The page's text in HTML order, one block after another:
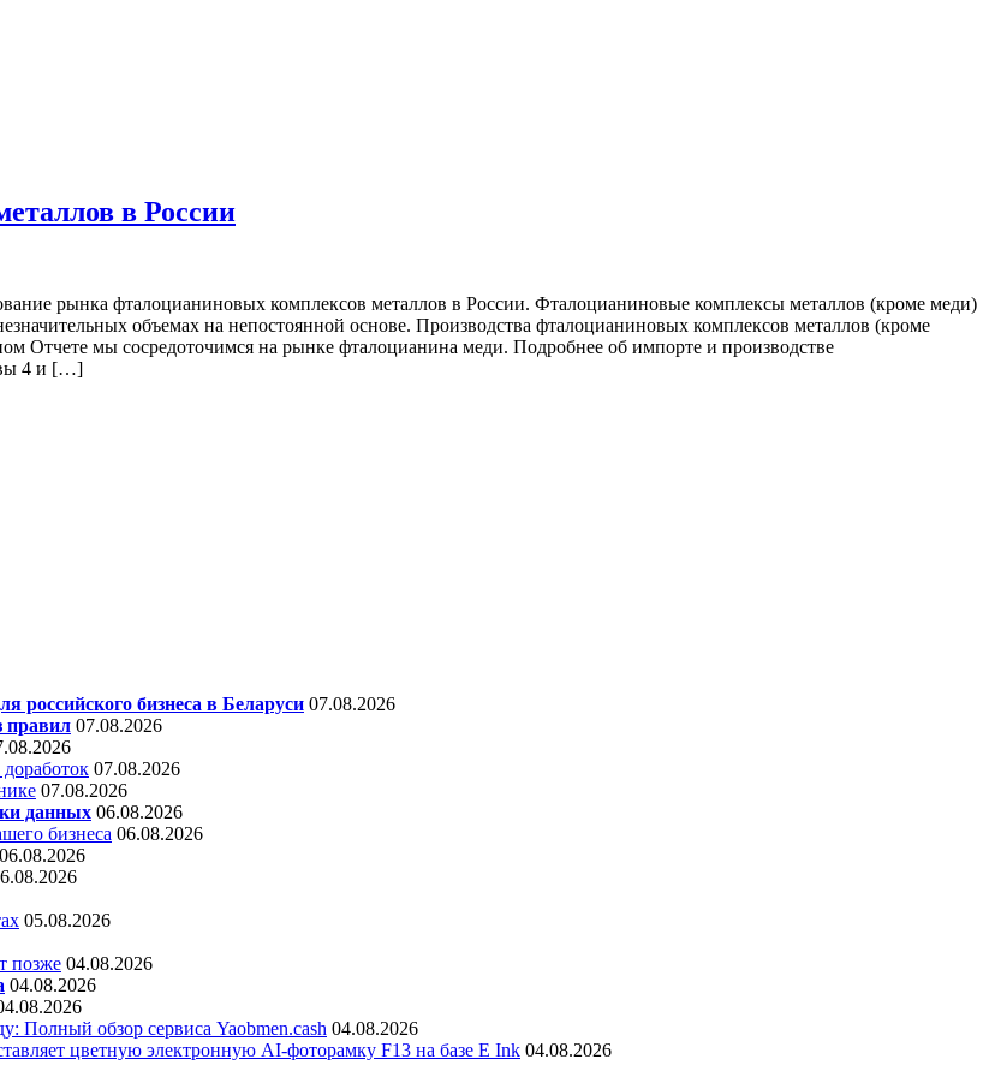
в России
рынка фталоцианиновых комплексов металлов в России. Фталоцианиновые комплексы металлов (кроме меди)
объемах на непостоянной основе. Производства фталоцианиновых комплексов металлов (кроме
Отчете мы сосредоточимся на рынке фталоцианина меди. Подробнее об импорте и производстве
4 и […]
российского бизнеса в Беларуси 07.08.2026
правил 07.08.2026
07.08.2026
07.08.2026
данных 06.08.2026
бизнеса 06.08.2026
06.08.2026
05.08.2026
позже 04.08.2026
04.08.2026
Полный обзор сервиса Yaobmen.cash 04.08.2026
цветную электронную AI-фоторамку F13 на базе E Ink 04.08.2026